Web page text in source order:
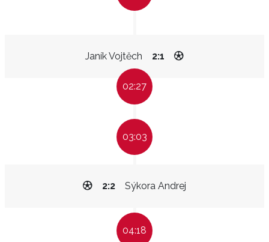
Janík Vojtěch 2:1
02:27
03:03
Sýkora Andrej
2:2
04:18